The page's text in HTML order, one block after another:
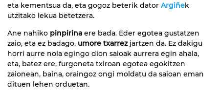
eta kementsua da, eta gogoz beterik dator Argiñek
utzitako lekua betetzera.
Ane nahiko pinpirina ere bada. Eder egotea gustatzen
zaio, eta ez badago, umore txarrezjartzen da. Ez dakigu
horri aurre nola egingo dion saioak aurrera egin ahala,
eta, batez ere, furgoneta txiroan egotea egokitzen
zaionean, baina, oraingoz ongi moldatu da saioan eman
dituen lehen orduetan.